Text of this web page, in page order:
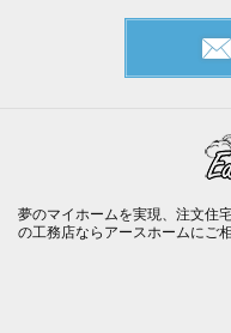
夢のマイホームを実現、 注文住
の工務店ならアースホームにご